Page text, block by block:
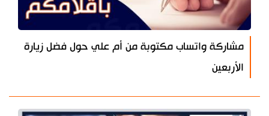
مشاركة واتساب مكتوبة من أم علي حول فضل زيارة
الأربعين